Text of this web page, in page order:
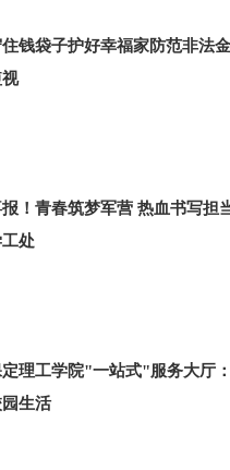
钱袋子护好幸福家防范非法
！青春筑梦军营 热血书写担
处
理工学院"一站式"服务大厅
生活